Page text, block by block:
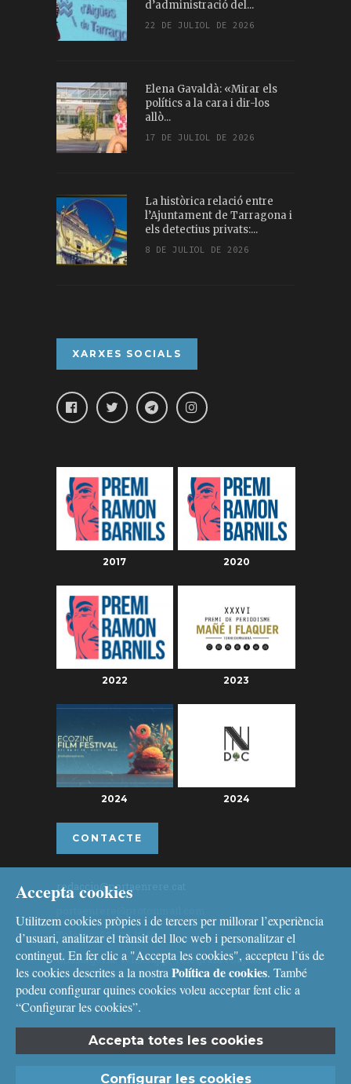
d’administració del...
22 DE JULIOL DE 2026
Elena Gavaldà: «Mirar els
polítics a la cara i dir-los
allò...
17 DE JULIOL DE 2026
La històrica relació entre
l’Ajuntament de Tarragona i
els detectius privats:...
8 DE JULIOL DE 2026
XARXES SOCIALS
2017 2020
2022 2023
2024 2024
CONTACTE
redaccio@portaenrere.cat
Telèfon: 626 26 19 93
Missatgeria: Whatsapp, Telegram i Signal
Avís legaliPolítica de cookies
Accepta cookies
Utilitzem cookies pròpies i de tercers per millorar l’experiència
d’usuari, analitzar el trànsit del lloc web i personalitzar el
contingut. En fer clic a "Accepta les cookies", accepteu l’ús de
les cookies descrites a la nostra Política de cookies. També
podeu configurar quines cookies voleu acceptar fent clic a
“Configurar les cookies”.
Accepta totes les cookies
Configurar les cookies